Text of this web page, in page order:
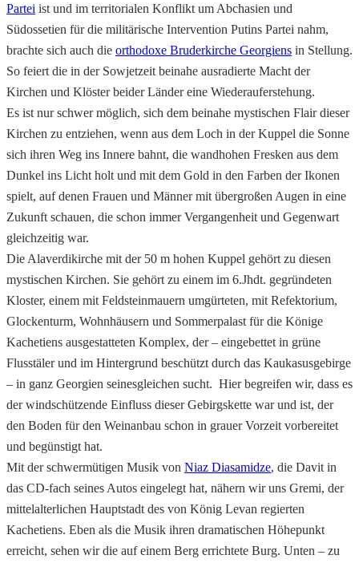
Partei ist und im territorialen Konflikt um Abchasien und
Südossetien für die militärische Intervention Putins Partei nahm,
brachte sich auch die orthodoxe Bruderkirche Georgiens in Stellung.
So feiert die in der Sowjetzeit beinahe ausradierte Macht der
Kirchen und Klöster beider Länder eine Wiederauferstehung.
Es ist nur schwer möglich, sich dem beinahe mystischen Flair dieser
Kirchen zu entziehen, wenn aus dem Loch in der Kuppel die Sonne
sich ihren Weg ins Innere bahnt, die wandhohen Fresken aus dem
Dunkel ins Licht holt und mit dem Gold in den Farben der Ikonen
spielt, auf denen Frauen und Männer mit übergroßen Augen in eine
Zukunft schauen, die schon immer Vergangenheit und Gegenwart
gleichzeitig war.
Die Alaverdikirche mit der 50 m hohen Kuppel gehört zu diesen
mystischen Kirchen. Sie gehört zu einem im 6.Jhdt. gegründeten
Kloster, einem mit Feldsteinmauern umgürteten, mit Refektorium,
Glockenturm, Wohnhäusern und Sommerpalast für die Könige
Kachetiens ausgestatteten Komplex, der – eingebettet in grüne
Flusstäler und im Hintergrund beschützt durch das Kaukasusgebirge
– in ganz Georgien seinesgleichen sucht. Hier begreifen wir, dass es
der windschützende Einfluss dieser Gebirgskette war und ist, der
den Boden für den Weinanbau schon in grauer Vorzeit vorbereitet
und begünstigt hat.
Mit der schwermütigen Musik von Niaz Diasamidze, die Davit in
das CD-fach seines Autos eingelegt hat, nähern wir uns Gremi, der
mittelalterlichen Hauptstadt des von König Levan regierten
Kachetiens. Eben als die Musik ihren dramatischen Höhepunkt
erreicht, sehen wir die auf einem Berg errichtete Burg. Unten – zu